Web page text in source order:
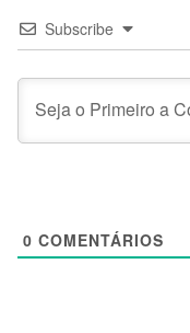
Subscribe
0 COMENTÁRIOS